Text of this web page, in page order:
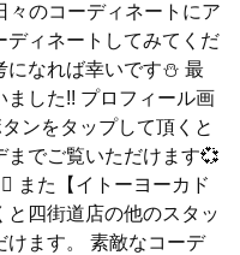
々のコーディネートにア
ディネートしてみてくだ
なれば幸いです⛄️ 最
した!! プロフィール画
ンをタップして頂くと
でご覧いただけます💞
また【イトーヨーカド
四街道店の他のスタッ
けます。 素敵なコーデ